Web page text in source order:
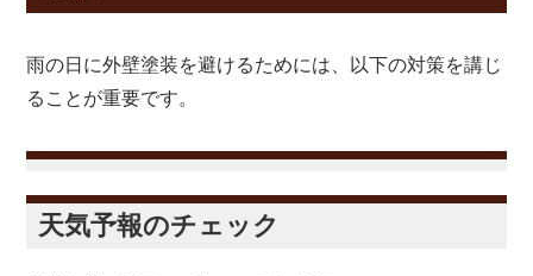
雨の日に外壁塗装を避けるためには、以下の対策を講じ
ることが重要です。
天気予報のチェック